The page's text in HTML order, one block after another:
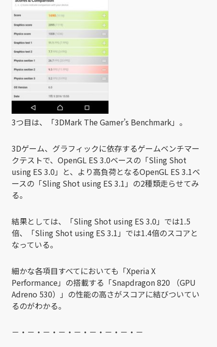
3つ目は、「3DMark The Gamer’s Benchmark」。
3Dゲーム、グラフィックに依存するゲームベンチマー
クテストで、OpenGL ES 3.0ベースの「Sling Shot
using ES 3.0」と、より高負荷となるOpenGL ES 3.1ベ
ースの「Sling Shot using ES 3.1」の2種類走らせてみ
る。
結果としては、「Sling Shot using ES 3.0」では1.5
倍、「Sling Shot using ES 3.1」では1.4倍のスコアと
なっている。
細かな各項目すべてにおいても「Xperia X
Performance」の搭載する「Snapdragon 820 （GPU
Adreno 530）」の性能の高さがスコアに結びついてい
るのがわかる。
－・－・－・－・－・－・－・－・－